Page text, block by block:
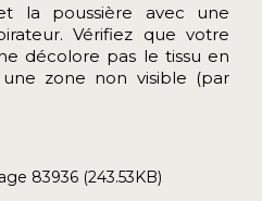
la poussière avec une
Vérifiez que votre
décolore pas le tissu en
zone non visible (par
83936 (243.53KB)